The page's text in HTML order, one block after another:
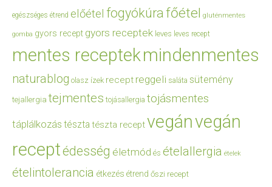
egészséges étrend előétel fogyókúrafőétel gluténmentes
gomba gyors recept gyors receptek leves leves recept
mentes receptekmindenmentes
naturablog olasz ízek recept reggeli saláta sütemény
tejallergia tejmentes tojásallergia tojásmentes
táplálkozás tészta tészta receptvegánvegán
receptédesség életmód és ételallergia ételek
ételintolerancia étkezés étrend őszi recept